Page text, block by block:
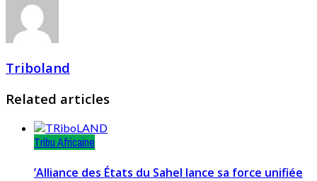
Triboland
Related articles
Tribu Africaine
’Alliance des États du Sahel lance sa force unifiée